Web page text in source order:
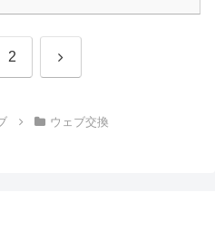
2 次
ウェブ交換